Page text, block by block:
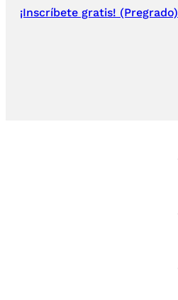
¡Inscríbete gratis! (Pregrado)